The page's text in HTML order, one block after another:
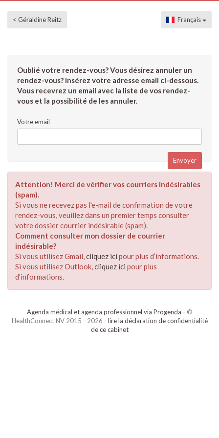
< Géraldine Reitz Français
Oublié votre rendez-vous? Vous désirez annuler un
rendez-vous? Insérez votre adresse email ci-dessous.
Vous recevrez un email avec la liste de vos rendez-
vous et la possibilité de les annuler.
Votre email
Attention! Merci de vérifier vos courriers indésirables
(spam).
Si vous ne recevez pas l'e-mail de confirmation de votre
rendez-vous, veuillez dans un premier temps consulter
votre dossier courrier indésirable (spam).
Comment consulter mon dossier de courrier
indésirable?
Si vous utilisez Gmail,cliquez ici pour plus d’informations.
Si vous utilisez Outlook,cliquez ici pour plus
d’informations.
Agenda médical et agenda professionnel via Progenda - ©
HealthConnect NV 2015 - 2026 - lire la déclaration de confidentialité
de ce cabinet